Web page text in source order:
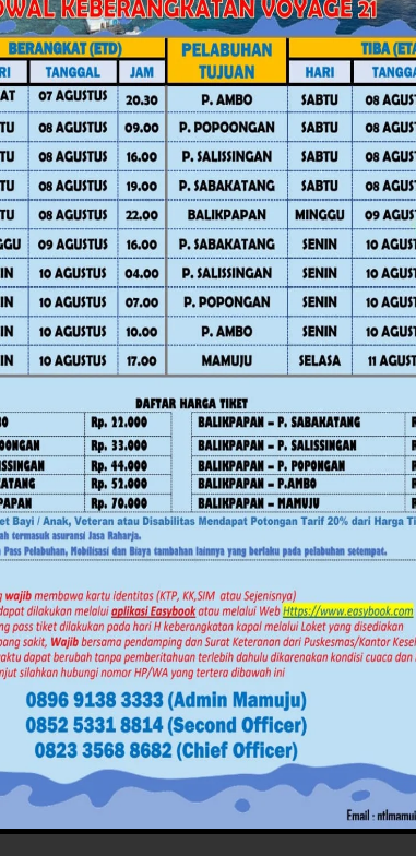
AdvertorialDaerah
MamujuNews
Pemerintahan
Kuota 5.250 BSPS, Gubernur
SDK Minta Kabupaten
Percepat Realisasi Bedah
Rumah
Agustus 5, 2026
DaerahNews
Polewali
RDP IJS dan PT
Gas di DPRD
Pengacara Kabur
Rapat
Juli 30, 2026
AdvertorialDaerah
MamujuNews
Kuota 5.250 BSPS, Gubernur
SDK Minta Kabupaten
Percepat Realisasi Bedah
Rumah
Agustus 5, 2026
News
Polewali
RDP IJS dan PT
Gas di DPRD
Pengacara Kabur
Rapat